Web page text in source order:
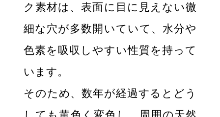
ク素材は、表面に目に見えない微
細な穴が多数開いていて、水分や
色素を吸収しやすい性質を持って
います。
そのため、数年が経過するとどう